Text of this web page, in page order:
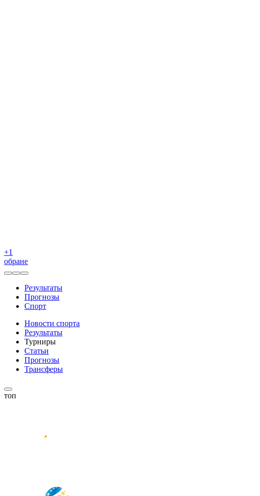
+1
обране
Результаты
Прогнозы
Спорт
Новости спорта
Результаты
Турниры
Статьи
Прогнозы
Трансферы
топ